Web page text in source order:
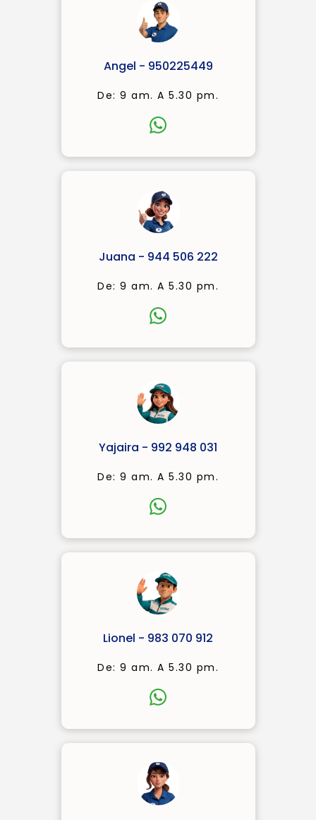
Angel - 950225449
De: 9 am. A 5.30 pm.
Juana - 944 506 222
De: 9 am. A 5.30 pm.
Yajaira - 992 948 031
De: 9 am. A 5.30 pm.
Lionel - 983 070 912
De: 9 am. A 5.30 pm.